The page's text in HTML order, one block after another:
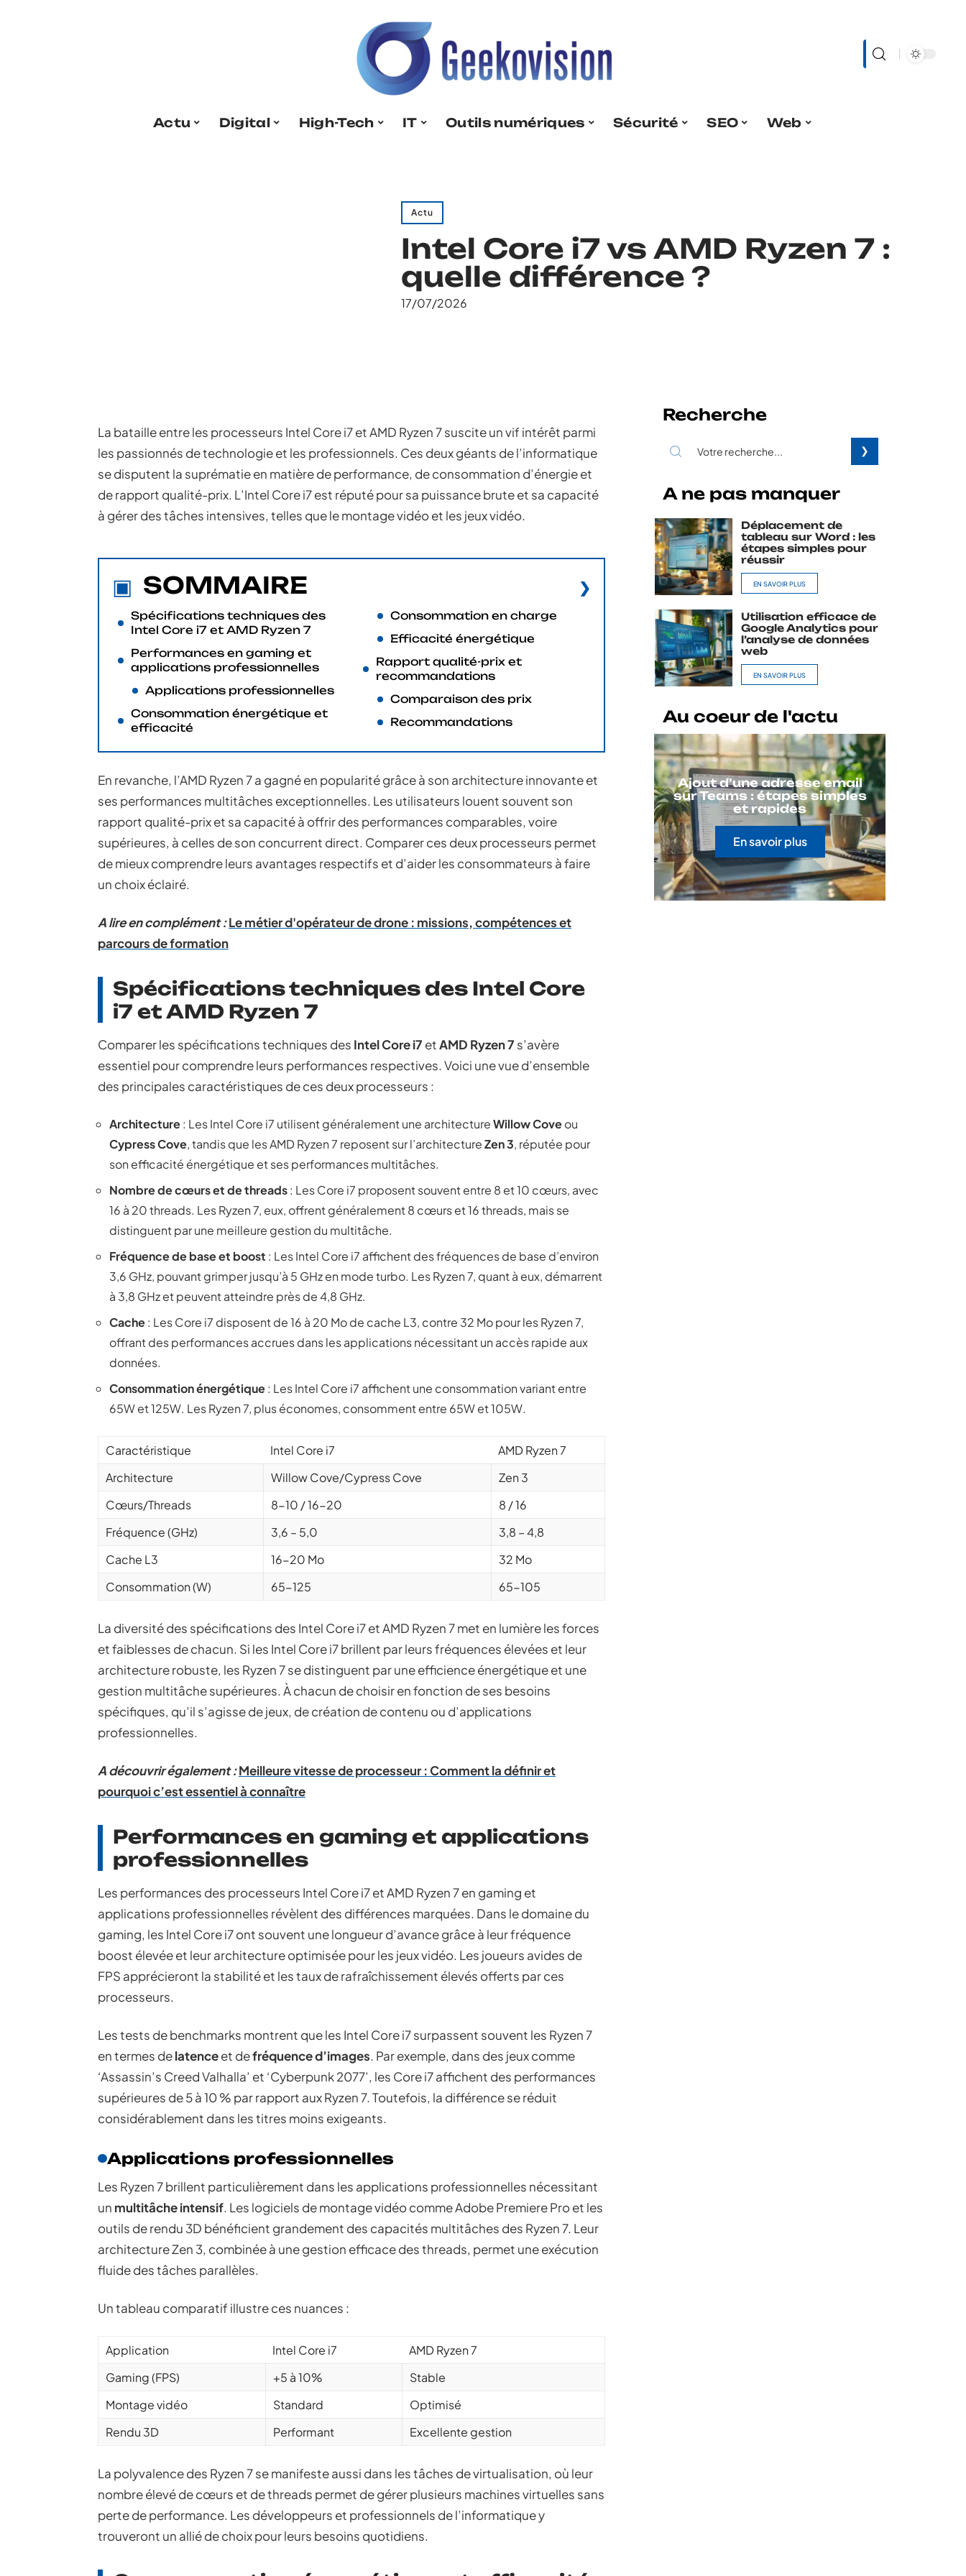
Actu Digital High-Tech IT Outils numériques Sécurité SEO Web
Actu
Intel Core i7 vs AMD Ryzen 7 :
quelle différence ?
17/07/2026
La bataille entre les processeurs Intel Core i7 et AMD Ryzen 7 suscite un vif intérêt parmi
les passionnés de technologie et les professionnels. Ces deux géants de l’informatique
se disputent la suprématie en matière de performance, de consommation d’énergie et
de rapport qualité-prix. L’Intel Core i7 est réputé pour sa puissance brute et sa capacité
à gérer des tâches intensives, telles que le montage vidéo et les jeux vidéo.
SOMMAIRE
Spécifications techniques des
Intel Core i7 et AMD Ryzen 7
Performances en gaming et
applications professionnelles
Applications professionnelles
Consommation énergétique et
efficacité
Consommation en charge
Efficacité énergétique
Rapport qualité-prix et
recommandations
Comparaison des prix
Recommandations
En revanche, l’AMD Ryzen 7 a gagné en popularité grâce à son architecture innovante et
ses performances multitâches exceptionnelles. Les utilisateurs louent souvent son
rapport qualité-prix et sa capacité à offrir des performances comparables, voire
supérieures, à celles de son concurrent direct. Comparer ces deux processeurs permet
de mieux comprendre leurs avantages respectifs et d’aider les consommateurs à faire
un choix éclairé.
A lire en complément :Le métier d'opérateur de drone : missions, compétences et
parcours de formation
Spécifications techniques des Intel Core
i7 et AMD Ryzen 7
Comparer les spécifications techniques des Intel Core i7 etAMD Ryzen 7 s’avère
essentiel pour comprendre leurs performances respectives. Voici une vue d’ensemble
des principales caractéristiques de ces deux processeurs :
Architecture: Les Intel Core i7 utilisent généralement une architectureWillow Coveou
Cypress Cove, tandis que les AMD Ryzen 7 reposent sur l’architectureZen 3, réputée pour
son efficacité énergétique et ses performances multitâches.
Nombre de cœurs et de threads: Les Core i7 proposent souvent entre 8 et 10 cœurs, avec
16 à 20 threads. Les Ryzen 7, eux, offrent généralement 8 cœurs et 16 threads, mais se
distinguent par une meilleure gestion du multitâche.
Fréquence de base et boost : Les Intel Core i7 affichent des fréquences de base d’environ
3,6 GHz, pouvant grimper jusqu’à 5 GHz en mode turbo. Les Ryzen 7, quant à eux, démarrent
à 3,8 GHz et peuvent atteindre près de 4,8 GHz.
Cache: Les Core i7 disposent de 16 à 20 Mo de cache L3, contre 32 Mo pour les Ryzen 7,
offrant des performances accrues dans les applications nécessitant un accès rapide aux
données.
Consommation énergétique: Les Intel Core i7 affichent une consommation variant entre
65W et 125W. Les Ryzen 7, plus économes, consomment entre 65W et 105W.
Caractéristique Intel Core i7
AMD Ryzen 7
Architecture
Willow Cove/Cypress Cove
Zen 3
Cœurs/Threads
8-10 / 16-20
8 / 16
Fréquence (GHz)
3,6 – 5,0
3,8 – 4,8
Cache L3
16-20 Mo
32 Mo
Consommation (W)
65-125 65-105
La diversité des spécifications des Intel Core i7 et AMD Ryzen 7 met en lumière les forces
et faiblesses de chacun. Si les Intel Core i7 brillent par leurs fréquences élevées et leur
architecture robuste, les Ryzen 7 se distinguent par une efficience énergétique et une
gestion multitâche supérieures. À chacun de choisir en fonction de ses besoins
spécifiques, qu’il s’agisse de jeux, de création de contenu ou d’applications
professionnelles.
A découvrir également :Meilleure vitesse de processeur : Comment la définir et
pourquoi c’est essentiel à connaître
Performances en gaming et applications
professionnelles
Les performances des processeurs Intel Core i7 et AMD Ryzen 7 en gaming et
applications professionnelles révèlent des différences marquées. Dans le domaine du
gaming, les Intel Core i7 ont souvent une longueur d’avance grâce à leur fréquence
boost élevée et leur architecture optimisée pour les jeux vidéo. Les joueurs avides de
FPS apprécieront la stabilité et les taux de rafraîchissement élevés offerts par ces
processeurs.
Les tests de benchmarks montrent que les Intel Core i7 surpassent souvent les Ryzen 7
en termes delatenceet defréquence d’images. Par exemple, dans des jeux comme
‘Assassin’s Creed Valhalla’ et ‘Cyberpunk 2077’, les Core i7 affichent des performances
supérieures de 5 à 10 % par rapport aux Ryzen 7. Toutefois, la différence se réduit
considérablement dans les titres moins exigeants.
Applications professionnelles
Les Ryzen 7 brillent particulièrement dans les applications professionnelles nécessitant
un multitâche intensif. Les logiciels de montage vidéo comme Adobe Premiere Pro et les
outils de rendu 3D bénéficient grandement des capacités multitâches des Ryzen 7. Leur
architecture Zen 3, combinée à une gestion efficace des threads, permet une exécution
fluide des tâches parallèles.
Un tableau comparatif illustre ces nuances :
Application Intel Core i7
AMD Ryzen 7
Gaming (FPS)
+5 à 10%
Stable
Montage vidéo
Standard
Optimisé
Rendu 3D
Performant Excellente gestion
La polyvalence des Ryzen 7 se manifeste aussi dans les tâches de virtualisation, où leur
nombre élevé de cœurs et de threads permet de gérer plusieurs machines virtuelles sans
perte de performance. Les développeurs et professionnels de l’informatique y
trouveront un allié de choix pour leurs besoins quotidiens.
Recherche
A ne pas manquer
Déplacement de
tableau sur Word : les
étapes simples pour
réussir
EN SAVOIR PLUS
Utilisation efficace de
Google Analytics pour
l’analyse de données
web
EN SAVOIR PLUS
Au coeur de l'actu
Ajout d’une adresse email
sur Teams : étapes simples
et rapides
En savoir plus